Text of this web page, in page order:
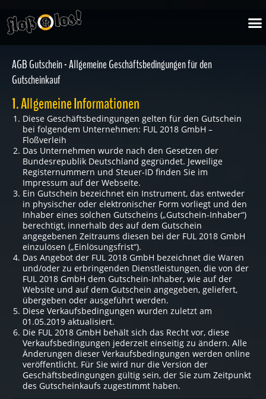
Inhalt
springen
AGB Gutschein - Allgemeine Geschäftsbedingungen für den
Gutscheinkauf
1. Allgemeine Informationen
Diese Geschäftsbedingungen gelten für den Gutschein
bei folgendem Unternehmen: FUL 2018 GmbH –
Floßverleih
Das Unternehmen wurde nach den Gesetzen der
Bundesrepublik Deutschland gegründet. Jeweilige
Registernummern und Steuer-ID finden Sie im
Impressum auf der Webseite.
Ein Gutschein bezeichnet ein Instrument, das entweder
in physischer oder elektronischer Form vorliegt und den
Inhaber eines solchen Gutscheins („Gutschein-Inhaber“)
berechtigt, innerhalb des auf dem Gutschein
angegebenen Zeitraums diesen bei der FUL 2018 GmbH
einzulösen („Einlösungsfrist“).
Das Angebot der FUL 2018 GmbH bezeichnet die Waren
und/oder zu erbringenden Dienstleistungen, die von der
FUL 2018 GmbH dem Gutschein-Inhaber, wie auf der
Website und auf dem Gutschein angegeben, geliefert,
übergeben oder ausgeführt werden.
Diese Verkaufsbedingungen wurden zuletzt am
01.05.2019 aktualisiert.
Die FUL 2018 GmbH behält sich das Recht vor, diese
Verkaufsbedingungen jederzeit einseitig zu ändern. Alle
Änderungen dieser Verkaufsbedingungen werden online
veröffentlicht. Für Sie wird nur die Version der
Geschäftsbedingungen gültig sein, der Sie zum Zeitpunkt
des Gutscheinkaufs zugestimmt haben.